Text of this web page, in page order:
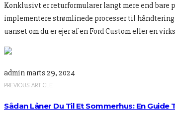
Konklusivt er returformularer langt mere end bare
implementere strømlinede processer til
uanset om du er ejer af en Ford Custom eller en
admin marts 29, 2024
PREVIOUS ARTICLE
Sådan Låner Du Til Et Sommerhus: En